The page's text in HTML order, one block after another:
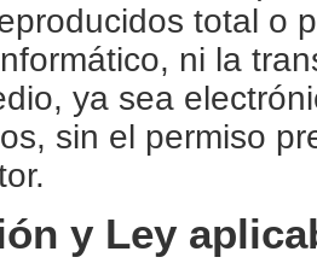
total o
ni la
ya sea
sin el permiso
y Ley